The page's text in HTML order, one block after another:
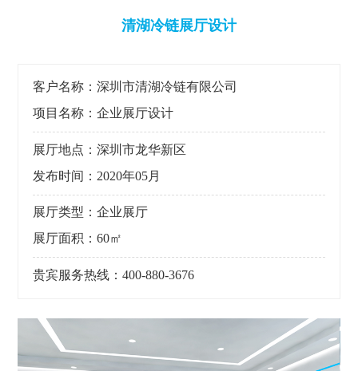
清湖冷链展厅设计
客户名称：深圳市清湖冷链有限公司
项目名称：企业展厅设计
展厅地点：深圳市龙华新区
发布时间：2020年05月
展厅类型：企业展厅
展厅面积：60㎡
贵宾服务热线：400-880-3676